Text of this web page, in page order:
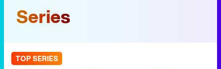
Series
TOP SERIES